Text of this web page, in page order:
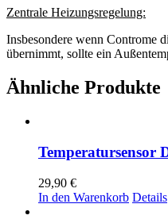
Zentrale Heizungsregelung:
Insbesondere wenn Controme
übernimmt, sollte ein
Ähnliche Produkte
Temperatursensor
29,90 €
In den Warenkorb Details